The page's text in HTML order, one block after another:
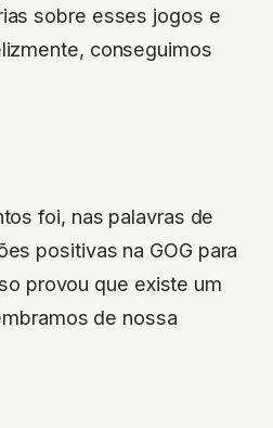
sobre esses jogos e
conseguimos
foi, nas palavras de
positivas na GOG para
provou que existe um
de nossa